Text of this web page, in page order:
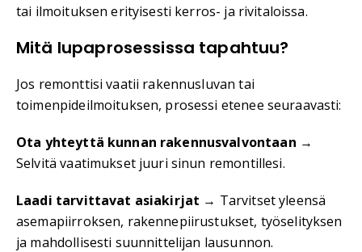
tai ilmoituksen erityisesti kerros- ja rivitaloissa.
Mitä lupaprosessissa tapahtuu?
Jos remonttisi vaatii rakennusluvan tai
toimenpideilmoituksen, prosessi etenee seuraavasti:
Ota yhteyttä kunnan rakennusvalvontaan →
Selvitä vaatimukset juuri sinun remontillesi.
Laadi tarvittavat asiakirjat → Tarvitset yleensä
asemapiirroksen, rakennepiirustukset, työselityksen
ja mahdollisesti suunnittelijan lausunnon.